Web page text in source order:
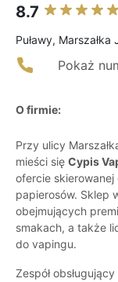
8.7
Puławy,
Pokaż
O firmie:
Przy ulicy
mieści się Cypis
ofercie
papierosów. Sklep
obejmujących
smakach, a także
do vapingu.
Zespół